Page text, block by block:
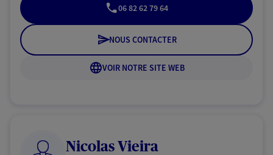
06 82 62 79 64
NOUS CONTACTER
VOIR NOTRE SITE WEB
Nicolas Vieira